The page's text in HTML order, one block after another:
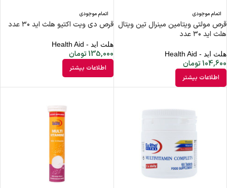
اتمام موجودی
قرص مولتی ویتامین مینرال تین ویتال
هلث اید ۳۰ عدد
هلث اید - Health Aid
104,600تومان
اطلاعات بیشتر
اتمام موجودی
قرص دی ویت اکتیو هلث اید ۳۰ عدد
هلث اید - Health Aid
135,000تومان
اطلاعات بیشتر